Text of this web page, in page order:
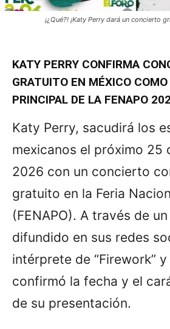
¡¿Qué?! ¡Katy Perry dará un concierto
KATY PERRY CONFIRMA
GRATUITO EN MÉXICO
PRINCIPAL DE LA FENAPO
Katy Perry, sacudirá los
mexicanos el próximo 25
2026 con un concierto
gratuito en la Feria
(FENAPO). A través de
difundido en sus redes
intérprete de “Firework” y
confirmó la fecha y el
de su presentación.